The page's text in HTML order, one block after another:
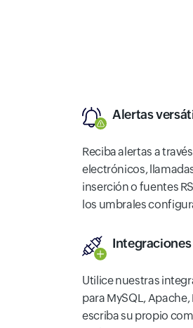
Alertas
Reciba alertas a
electrónicos,
inserción o fuentes
los umbrales
Utilice nuestras
para MySQL,
escriba su propio